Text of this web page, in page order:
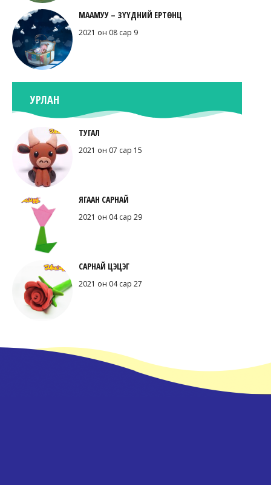
МААМУУ – ЗҮҮДНИЙ ЕРТӨНЦ
2021 он 08 сар 9
УРЛАН
ТУГАЛ
2021 он 07 сар 15
ЯГААН САРНАЙ
2021 он 04 сар 29
САРНАЙ ЦЭЦЭГ
2021 он 04 сар 27